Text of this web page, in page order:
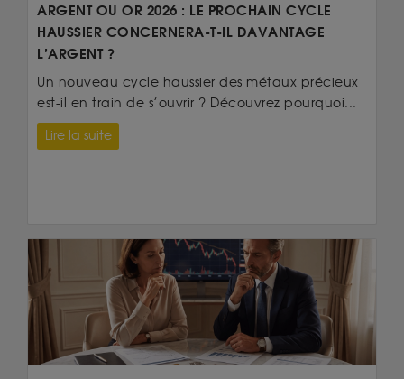
ARGENT OU OR 2026 : LE PROCHAIN CYCLE
HAUSSIER CONCERNERA-T-IL DAVANTAGE
L’ARGENT ?
Un nouveau cycle haussier des métaux précieux
est-il en train de s’ouvrir ? Découvrez pourquoi...
Lire la suite